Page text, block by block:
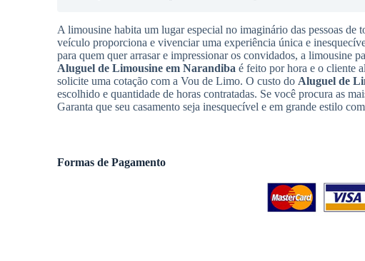
A limousine habita um lugar especial no imaginário das pessoas de
veículo proporciona e vivenciar uma experiência única e
para quem quer arrasar e impressionar os convidados, a limousine
Aluguel de Limousine em Narandiba é feito por hora e o cliente
solicite uma cotação com a Vou de Limo. O custo do Aluguel de
escolhido e quantidade de horas contratadas. Se você procura as
Garanta que seu casamento seja inesquecível e em grande estilo
Formas de Pagamento